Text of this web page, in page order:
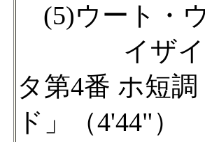
(5)ウート・
イザイ・無
タ第4番 ホ短
ド」（4'44"）